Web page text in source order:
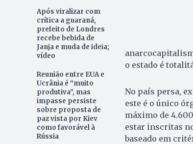
Após viralizar com
crítica a guaraná,
prefeito de Londres
recebe bebida de
Janja e muda de ideia;
vídeo
Reunião entre EUA e
Ucrânia é “muito
produtiva”, mas
impasse persiste
sobre proposta de
paz vista por Kiev
como favorável à
Rússia
o estado é
No país persa,
este é o único
máximo de
estar inscritas
baseado em